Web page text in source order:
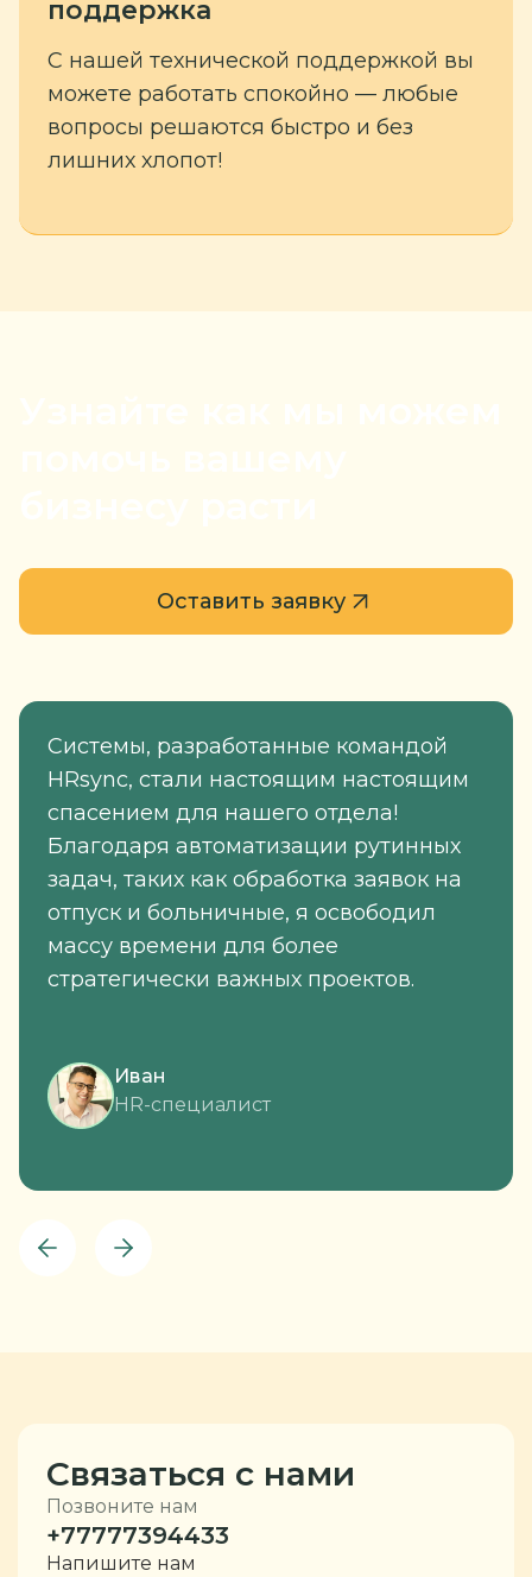
поддержка
С нашей технической поддержкой вы
можете работать спокойно — любые
вопросы решаются быстро и без
лишних хлопот!
Оставить заявку
Иван
HR-специалист
Системы, разработанные командой
HRsync, стали настоящим настоящим
спасением для нашего отдела!
Благодаря автоматизации рутинных
задач, таких как обработка заявок на
отпуск и больничные, я освободил
массу времени для более
стратегически важных проектов.
Связаться с нами
Позвоните нам
+77777394433
Напишите нам